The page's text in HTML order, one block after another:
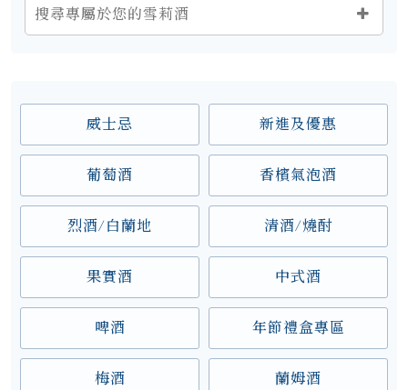
威士忌 新進及優惠
葡萄酒 香檳氣泡酒
烈酒/白蘭地 清酒/燒酎
果實酒 中式酒
啤酒 年節禮盒專區
梅酒 蘭姆酒
搜尋專屬於您的雪莉酒